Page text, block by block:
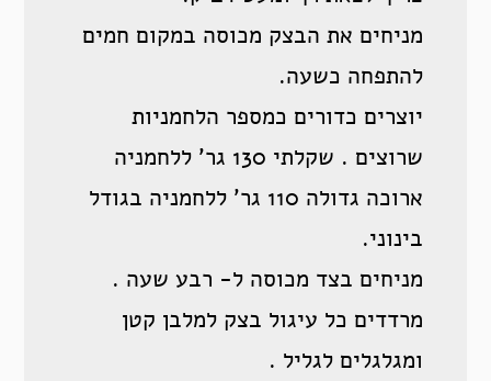
מניחים את הבצק מכוסה במקום חמים
להתפחה כשעה.
יוצרים כדורים כמספר הלחמניות
שרוצים . שקלתי 130 גר’ ללחמניה
ארוכה גדולה 110 גר’ ללחמניה בגודל
בינוני.
מניחים בצד מכוסה ל- רבע שעה .
מרדדים כל עיגול בצק למלבן קטן
ומגלגלים לגליל .